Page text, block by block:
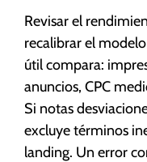
Revisar el
recalibrar el
útil compara:
anuncios, CPC
Si notas
excluye términos
landing. Un error